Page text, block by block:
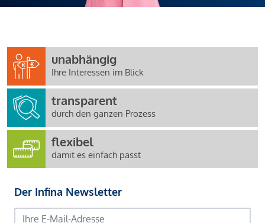
unabhängig
Ihre Interessen im Blick
transparent
durch den ganzen Prozess
flexibel
damit es einfach passt
Der Infina Newsletter